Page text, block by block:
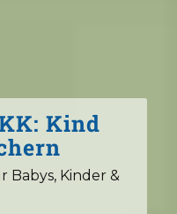
Kind
Babys, Kinder &